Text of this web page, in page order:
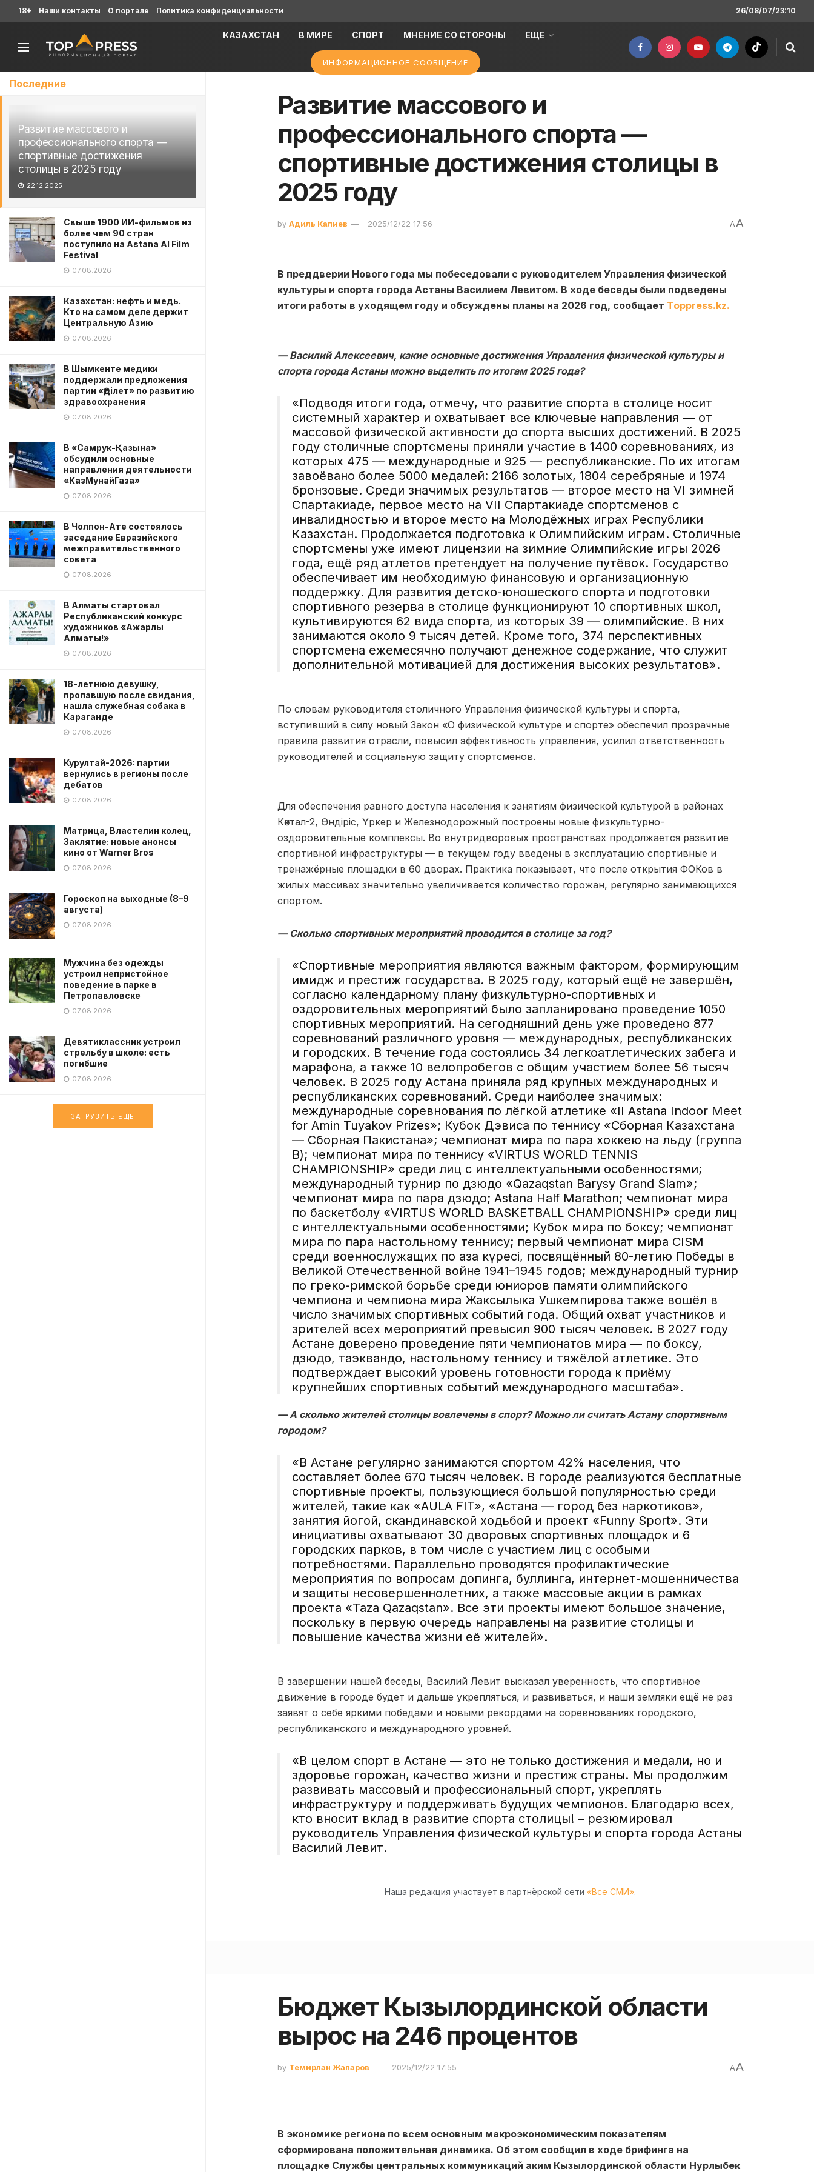
Последние
Развитие массового и
профессионального спорта —
спортивные достижения
столицы в 2025 году
22.12.2025
Свыше 1900 ИИ-фильмов из
более чем 90 стран
поступило на Astana AI Film
Festival
07.08.2026
Казахстан: нефть и медь.
Кто на самом деле держит
Центральную Азию
07.08.2026
В Шымкенте медики
поддержали предложения
партии «Әділет» по развитию
здравоохранения
07.08.2026
В «Самрук-Қазына»
обсудили основные
направления деятельности
«КазМунайГаза»
07.08.2026
В Чолпон-Ате состоялось
заседание Евразийского
межправительственного
совета
07.08.2026
В Алматы стартовал
Республиканский конкурс
художников «Ажарлы
Алматы!»
07.08.2026
18-летнюю девушку,
пропавшую после свидания,
нашла служебная собака в
Караганде
07.08.2026
Курултай-2026: партии
вернулись в регионы после
дебатов
07.08.2026
Матрица, Властелин колец,
Заклятие: новые анонсы
кино от Warner Bros
07.08.2026
Гороскоп на выходные (8–9
августа)
07.08.2026
Мужчина без одежды
устроил непристойное
поведение в парке в
Петропавловске
07.08.2026
Девятиклассник устроил
стрельбу в школе: есть
погибшие
07.08.2026
ЗАГРУЗИТЬ ЕЩЕ
18+ Наши контакты О портале Политика конфиденциальности 26/08/07/23:10
КАЗАХСТАН В МИРЕ СПОРТ МНЕНИЕ СО СТОРОНЫ ЕЩЕ
ИНФОРМАЦИОННОЕ СООБЩЕНИЕ
Развитие массового и
профессионального спорта —
спортивные достижения столицы в
2025 году
by Адиль Калиев 2025/12/22 17:56 AA
В преддверии Нового года мы побеседовали с руководителем Управления физической
культуры и спорта города Астаны Василием Левитом. В ходе беседы были подведены
итоги работы в уходящем году и обсуждены планы на 2026 год, сообщает Toppress.kz.
— Василий Алексеевич, какие основные достижения Управления физической культуры и
спорта города Астаны можно выделить по итогам 2025 года?
«Подводя итоги года, отмечу, что развитие спорта в столице носит
системный характер и охватывает все ключевые направления — от
массовой физической активности до спорта высших достижений. В 2025
году столичные спортсмены приняли участие в 1400 соревнованиях, из
которых 475 — международные и 925 — республиканские. По их итогам
завоёвано более 5000 медалей: 2166 золотых, 1804 серебряные и 1974
бронзовые. Среди значимых результатов — второе место на VI зимней
Спартакиаде, первое место на VII Спартакиаде спортсменов с
инвалидностью и второе место на Молодёжных играх Республики
Казахстан. Продолжается подготовка к Олимпийским играм. Столичные
спортсмены уже имеют лицензии на зимние Олимпийские игры 2026
года, ещё ряд атлетов претендует на получение путёвок. Государство
обеспечивает им необходимую финансовую и организационную
поддержку. Для развития детско-юношеского спорта и подготовки
спортивного резерва в столице функционируют 10 спортивных школ,
культивируются 62 вида спорта, из которых 39 — олимпийские. В них
занимаются около 9 тысяч детей. Кроме того, 374 перспективных
спортсмена ежемесячно получают денежное содержание, что служит
дополнительной мотивацией для достижения высоких результатов».
По словам руководителя столичного Управления физической культуры и спорта,
вступивший в силу новый Закон «О физической культуре и спорте» обеспечил прозрачные
правила развития отрасли, повысил эффективность управления, усилил ответственность
руководителей и социальную защиту спортсменов.
Для обеспечения равного доступа населения к занятиям физической культурой в районах
Көктал-2, Өндіріс, Үркер и Железнодорожный построены новые физкультурно-
оздоровительные комплексы. Во внутридворовых пространствах продолжается развитие
спортивной инфраструктуры — в текущем году введены в эксплуатацию спортивные и
тренажёрные площадки в 60 дворах. Практика показывает, что после открытия ФОКов в
жилых массивах значительно увеличивается количество горожан, регулярно занимающихся
спортом.
— Сколько спортивных мероприятий проводится в столице за год?
«Спортивные мероприятия являются важным фактором, формирующим
имидж и престиж государства. В 2025 году, который ещё не завершён,
согласно календарному плану физкультурно-спортивных и
оздоровительных мероприятий было запланировано проведение 1050
спортивных мероприятий. На сегодняшний день уже проведено 877
соревнований различного уровня — международных, республиканских
и городских. В течение года состоялись 34 легкоатлетических забега и
марафона, а также 10 велопробегов с общим участием более 56 тысяч
человек. В 2025 году Астана приняла ряд крупных международных и
республиканских соревнований. Среди наиболее значимых:
международные соревнования по лёгкой атлетике «II Astana Indoor Meet
for Amin Tuyakov Prizes»; Кубок Дэвиса по теннису «Сборная Казахстана
— Сборная Пакистана»; чемпионат мира по пара хоккею на льду (группа
B); чемпионат мира по теннису «VIRTUS WORLD TENNIS
CHAMPIONSHIP» среди лиц с интеллектуальными особенностями;
международный турнир по дзюдо «Qazaqstan Barysy Grand Slam»;
чемпионат мира по пара дзюдо; Astana Half Marathon; чемпионат мира
по баскетболу «VIRTUS WORLD BASKETBALL CHAMPIONSHIP» среди лиц
с интеллектуальными особенностями; Кубок мира по боксу; чемпионат
мира по пара настольному теннису; первый чемпионат мира CISM
среди военнослужащих по қазақ күресі, посвящённый 80-летию Победы в
Великой Отечественной войне 1941–1945 годов; международный турнир
по греко-римской борьбе среди юниоров памяти олимпийского
чемпиона и чемпиона мира Жаксылыка Ушкемпирова также вошёл в
число значимых спортивных событий года. Общий охват участников и
зрителей всех мероприятий превысил 900 тысяч человек. В 2027 году
Астане доверено проведение пяти чемпионатов мира — по боксу,
дзюдо, таэквандо, настольному теннису и тяжёлой атлетике. Это
подтверждает высокий уровень готовности города к приёму
крупнейших спортивных событий международного масштаба».
— А сколько жителей столицы вовлечены в спорт? Можно ли считать Астану спортивным
городом?
«В Астане регулярно занимаются спортом 42% населения, что
составляет более 670 тысяч человек. В городе реализуются бесплатные
спортивные проекты, пользующиеся большой популярностью среди
жителей, такие как «AULA FIT», «Астана — город без наркотиков»,
занятия йогой, скандинавской ходьбой и проект «Funny Sport». Эти
инициативы охватывают 30 дворовых спортивных площадок и 6
городских парков, в том числе с участием лиц с особыми
потребностями. Параллельно проводятся профилактические
мероприятия по вопросам допинга, буллинга, интернет-мошенничества
и защиты несовершеннолетних, а также массовые акции в рамках
проекта «Taza Qazaqstan». Все эти проекты имеют большое значение,
поскольку в первую очередь направлены на развитие столицы и
повышение качества жизни её жителей».
В завершении нашей беседы, Василий Левит высказал уверенность, что спортивное
движение в городе будет и дальше укрепляться, и развиваться, и наши земляки ещё не раз
заявят о себе яркими победами и новыми рекордами на соревнованиях городского,
республиканского и международного уровней.
«В целом спорт в Астане — это не только достижения и медали, но и
здоровье горожан, качество жизни и престиж страны. Мы продолжим
развивать массовый и профессиональный спорт, укреплять
инфраструктуру и поддерживать будущих чемпионов. Благодарю всех,
кто вносит вклад в развитие спорта столицы! – резюмировал
руководитель Управления физической культуры и спорта города Астаны
Василий Левит.
Наша редакция участвует в партнёрской сети «Все СМИ».
Бюджет Кызылординской области
вырос на 246 процентов
by Темирлан Жапаров 2025/12/22 17:55 AA
В экономике региона по всем основным макроэкономическим показателям
сформирована положительная динамика. Об этом сообщил в ходе брифинга на
площадке Службы центральных коммуникаций аким Кызылординской области Нурлыбек